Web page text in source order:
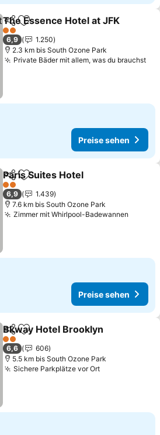
TeilenZu Favoriten hinzufügen
The Essence Hotel at JFK
2 Sterne
6,9
1.250
2.3 km bis South Ozone Park
Private Bäder mit allem, was du brauchst
Preise sehen
TeilenZu Favoriten hinzufügen
Paris Suites Hotel
2 Sterne
6,9
1.439
7.6 km bis South Ozone Park
Zimmer mit Whirlpool-Badewannen
Preise sehen
TeilenZu Favoriten hinzufügen
Bkway Hotel Brooklyn
2 Sterne
6,6
606
5.5 km bis South Ozone Park
Sichere Parkplätze vor OrtPreise sehen